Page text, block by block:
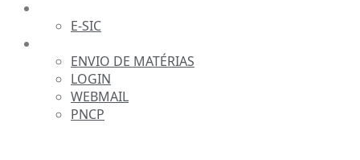
E-SIC
ENVIO DE MATÉRIAS
LOGIN
WEBMAIL
PNCP